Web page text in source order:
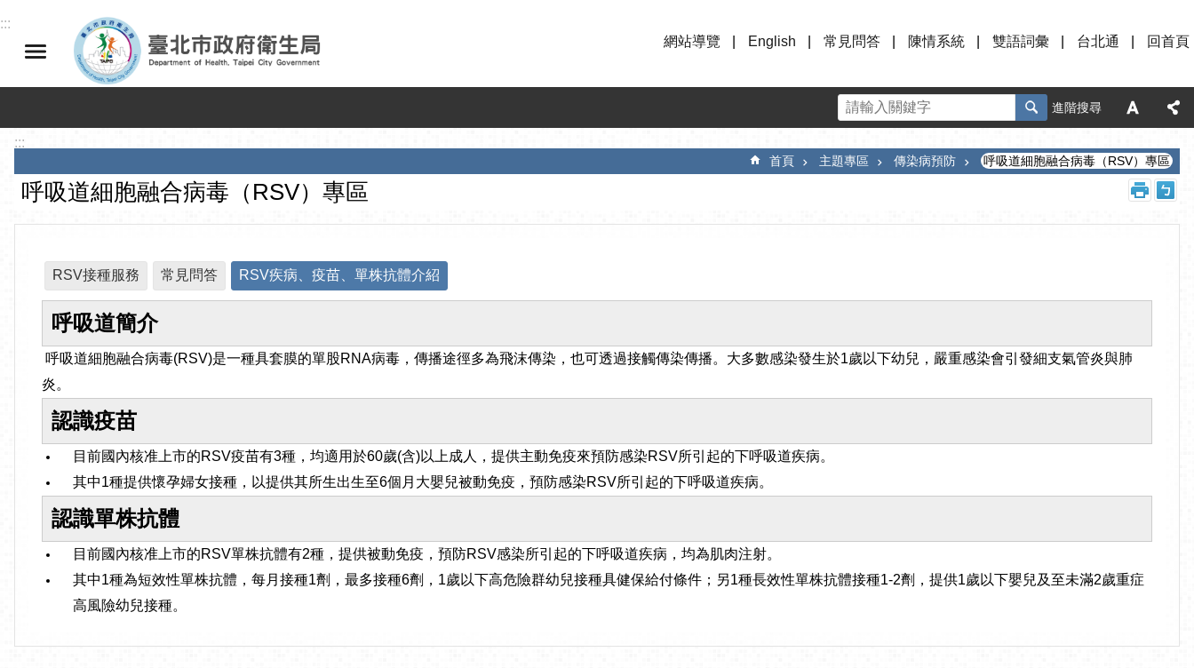
跳到主要內容區塊
:::
網站導覽
English 常見問答 陳情系統 雙語詞彙 台北通 回首頁
進階搜尋
:::
首頁 主題專區 傳染病預防 呼吸道細胞融合病毒（RSV）專區
呼吸道細胞融合病毒（RSV）專區
RSV接種服務 常見問答 RSV疾病、疫苗、單株抗體介紹
呼吸道簡介
呼吸道細胞融合病毒(RSV)是一種具套膜的單股RNA病毒，傳播途徑多為飛沫傳染，也可透過接觸傳染傳播。大多數感染發生於1歲以下幼兒，嚴重感染會引發細支氣管炎與肺
炎。
認識疫苗
目前國內核准上市的RSV疫苗有3種，均適用於60歲(含)以上成人，提供主動免疫來預防感染RSV所引起的下呼吸道疾病。
其中1種提供懷孕婦女接種，以提供其所生出生至6個月大嬰兒被動免疫，預防感染RSV所引起的下呼吸道疾病。
認識單株抗體
目前國內核准上市的RSV單株抗體有2種，提供被動免疫，預防RSV感染所引起的下呼吸道疾病，均為肌肉注射。
其中1種為短效性單株抗體，每月接種1劑，最多接種6劑，1歲以下高危險群幼兒接種具健保給付條件；另1種長效性單株抗體接種1-2劑，提供1歲以下嬰兒及至未滿2歲重症
高風險幼兒接種。